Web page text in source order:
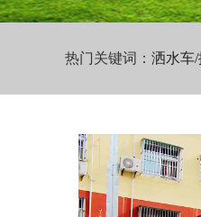
热门关键词： 洒水车